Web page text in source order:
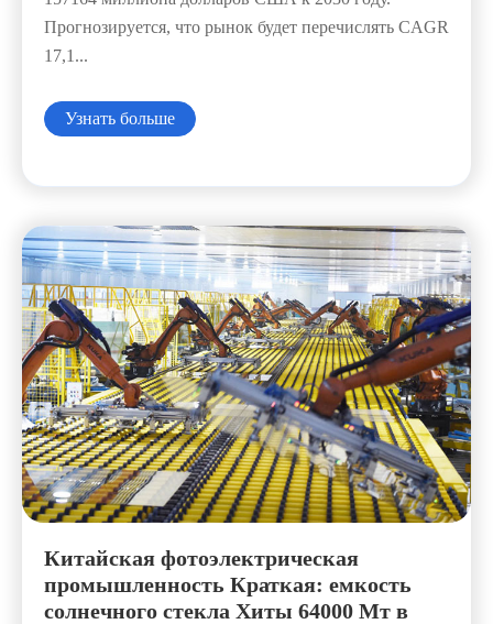
Прогнозируется, что рынок будет перечислять CAGR
17,1...
Узнать больше
Китайская фотоэлектрическая
промышленность Краткая: емкость
солнечного стекла Хиты 64000 Мт в